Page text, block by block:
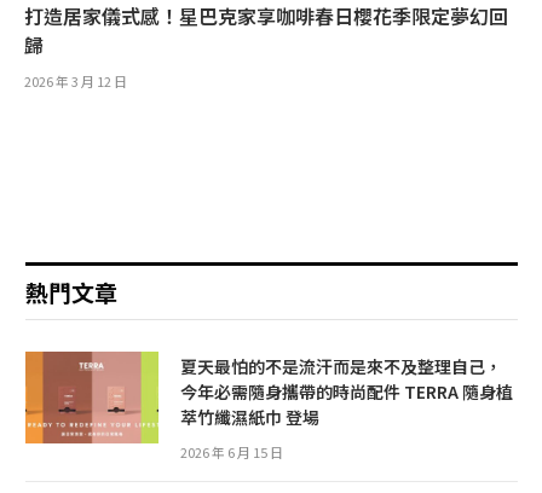
打造居家儀式感！星巴克家享咖啡春日櫻花季限定夢幻回
歸
2026 年 3 月 12 日
熱門文章
夏天最怕的不是流汗而是來不及整理自己，
今年必需隨身攜帶的時尚配件 TERRA 隨身植
萃竹纖濕紙巾 登場
2026 年 6 月 15 日